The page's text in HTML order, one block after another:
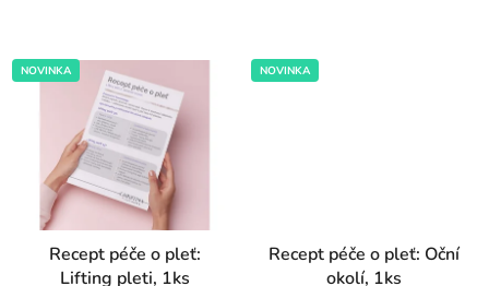
NOVINKA
Recept péče o pleť:
Lifting pleti, 1ks
NOVINKA
Recept péče o pleť: Oční
okolí, 1ks